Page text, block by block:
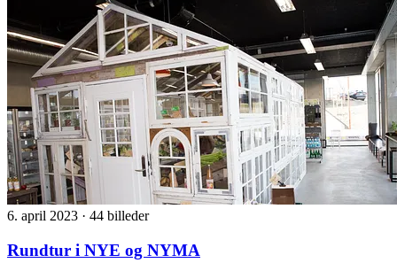
6. april 2023 · 44 billeder
Rundtur i NYE og NYMA